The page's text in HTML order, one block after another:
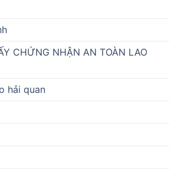
CHỨNG NHẬN AN TOÀN LAO
hải quan